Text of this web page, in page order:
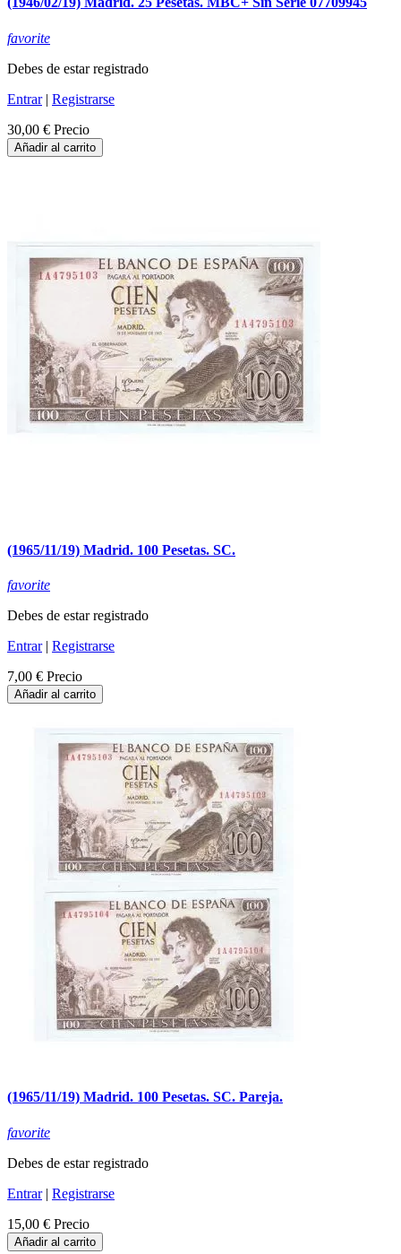
favorite
Debes de estar registrado
Entrar| Registrarse
30,00 € Precio
Añadir al carrito
(1965/11/19) Madrid. 100 Pesetas. SC.
favorite
Debes de estar registrado
Entrar| Registrarse
7,00 € Precio
Añadir al carrito
(1965/11/19) Madrid. 100 Pesetas. SC. Pareja.
favorite
Debes de estar registrado
Entrar| Registrarse
15,00 € Precio
Añadir al carrito